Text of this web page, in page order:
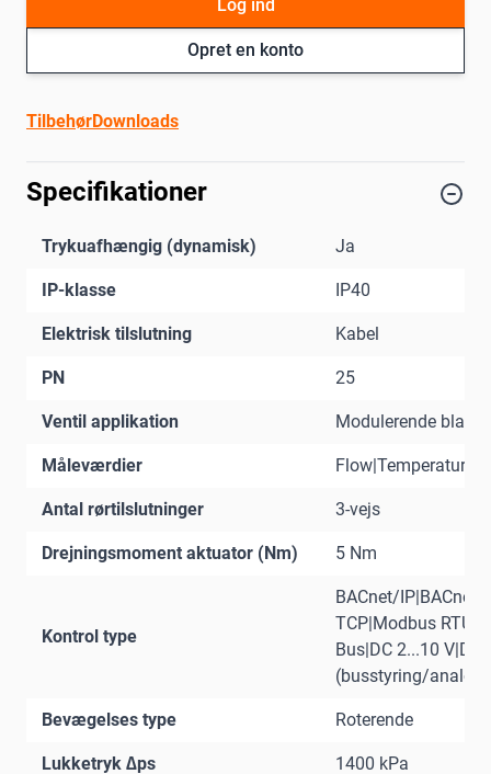
Opret en konto
Log ind
TilbehørDownloads
Specifikationer
Trykuafhængig (dynamisk) Ja
IP-klasse IP40
Elektrisk tilslutning Kabel
PN 25
Ventil applikation Modulerende
Måleværdier Flow|Temperatur
Antal rørtilslutninger 3-vejs
Drejningsmoment aktuator (Nm) 5 Nm
Kontrol type
BACnet/IP|BACnet
TCP|Modbus
Bus|DC 2...10
(busstyring/
Bevægelses type Roterende
Lukketryk ∆ps 1400 kPa